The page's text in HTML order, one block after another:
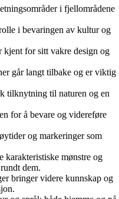
i fjellområdene
i bevaringen av kultur og
kjent for sitt vakre design og
går langt tilbake og er viktig
tilknytning til naturen og en
for å bevare og videreføre
og markeringer som
karakteristiske mønstre og
dem.
bringer videre kunnskap og